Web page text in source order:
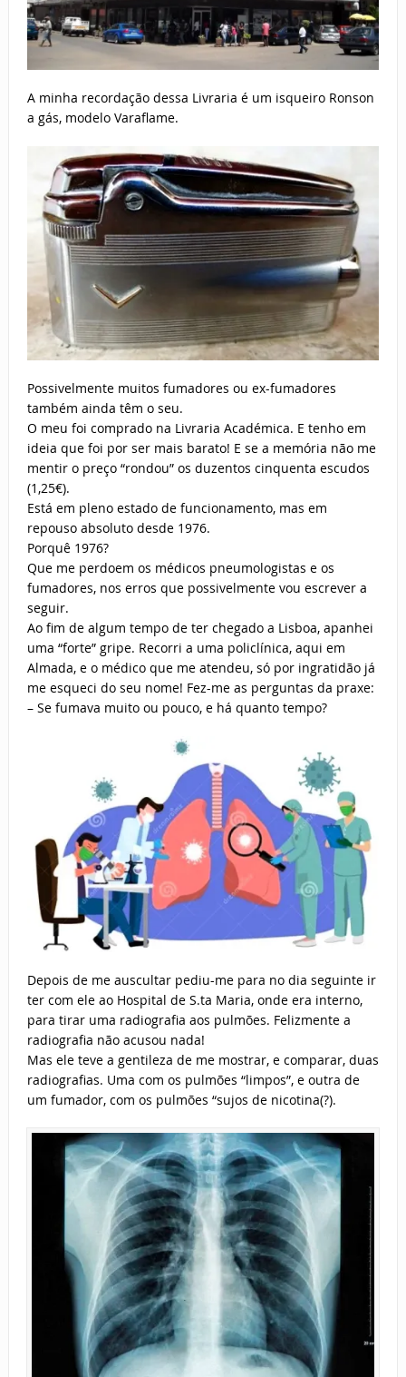
A minha recordação dessa Livraria é um isqueiro Ronson
a gás, modelo Varaflame.
Possivelmente muitos fumadores ou ex-fumadores
também ainda têm o seu.
O meu foi comprado na Livraria Académica. E tenho em
ideia que foi por ser mais barato! E se a memória não me
mentir o preço “rondou” os duzentos cinquenta escudos
(1,25€).
Está em pleno estado de funcionamento, mas em
repouso absoluto desde 1976.
Porquê 1976?
Que me perdoem os médicos pneumologistas e os
fumadores, nos erros que possivelmente vou escrever a
seguir.
Ao fim de algum tempo de ter chegado a Lisboa, apanhei
uma “forte” gripe. Recorri a uma policlínica, aqui em
Almada, e o médico que me atendeu, só por ingratidão já
me esqueci do seu nome! Fez-me as perguntas da praxe:
– Se fumava muito ou pouco, e há quanto tempo?
Depois de me auscultar pediu-me para no dia seguinte ir
ter com ele ao Hospital de S.ta Maria, onde era interno,
para tirar uma radiografia aos pulmões. Felizmente a
radiografia não acusou nada!
Mas ele teve a gentileza de me mostrar, e comparar, duas
radiografias. Uma com os pulmões “limpos”, e outra de
um fumador, com os pulmões “sujos de nicotina(?).